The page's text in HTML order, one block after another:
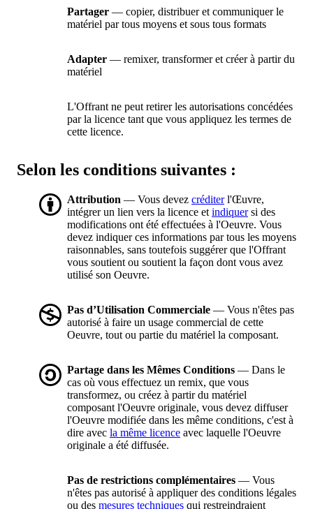
Partager — copier, distribuer et communiquer le
matériel par tous moyens et sous tous formats
Adapter — remixer, transformer et créer à partir du
matériel
L'Offrant ne peut retirer les autorisations concédées
par la licence tant que vous appliquez les termes de
cette licence.
Selon les conditions suivantes :
Attribution — Vous devez créditerl'Œuvre,
intégrer un lien vers la licence et indiquersi des
modifications ont été effectuées à l'Oeuvre. Vous
devez indiquer ces informations par tous les moyens
raisonnables, sans toutefois suggérer que l'Offrant
vous soutient ou soutient la façon dont vous avez
utilisé son Oeuvre.
Pas d’Utilisation Commerciale — Vous n'êtes pas
autorisé à faire un usage commercial de cette
Oeuvre, tout ou partie du matériel la composant.
Partage dans les Mêmes Conditions — Dans le
cas où vous effectuez un remix, que vous
transformez, ou créez à partir du matériel
composant l'Oeuvre originale, vous devez diffuser
l'Oeuvre modifiée dans les même conditions, c'est à
dire avec la même licence avec laquelle l'Oeuvre
originale a été diffusée.
Pas de restrictions complémentaires — Vous
n'êtes pas autorisé à appliquer des conditions légales
ou des mesures techniques qui restreindraient